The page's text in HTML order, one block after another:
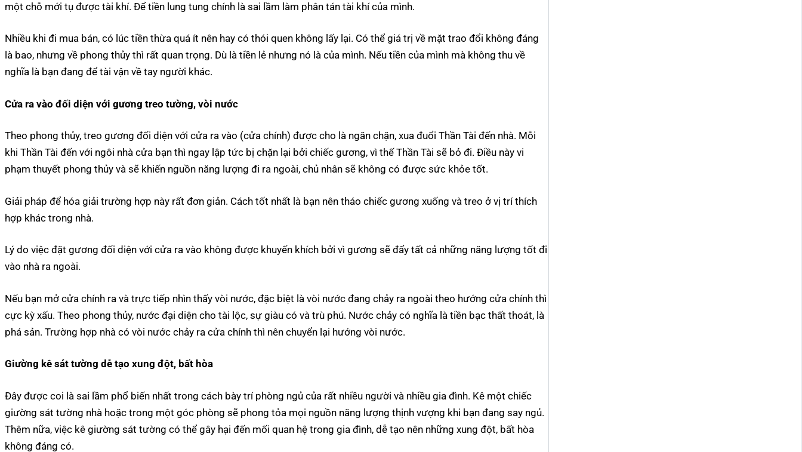
một chỗ mới tụ được tài khí. Để tiền lung tung chính là sai lầm làm phân tán tài khí của mình.
Nhiều khi đi mua bán, có lúc tiền thừa quá ít nên hay có thói quen không lấy lại. Có thể giá trị về mặt trao đổi không đáng
là bao, nhưng về phong thủy thì rất quan trọng. Dù là tiền lẻ nhưng nó là của mình. Nếu tiền của mình mà không thu về
nghĩa là bạn đang để tài vận về tay người khác.
Cửa ra vào đối diện với gương treo tường, vòi nước
Theo phong thủy, treo gương đối diện với cửa ra vào (cửa chính) được cho là ngăn chặn, xua đuổi Thần Tài đến nhà. Mỗi
khi Thần Tài đến với ngôi nhà cửa bạn thì ngay lập tức bị chặn lại bởi chiếc gương, vì thế Thần Tài sẽ bỏ đi. Điều này vi
phạm thuyết phong thủy và sẽ khiến nguồn năng lượng đi ra ngoài, chủ nhân sẽ không có được sức khỏe tốt.
Giải pháp để hóa giải trường hợp này rất đơn giản. Cách tốt nhất là bạn nên tháo chiếc gương xuống và treo ở vị trí thích
hợp khác trong nhà.
Lý do việc đặt gương đối diện với cửa ra vào không được khuyến khích bởi vì gương sẽ đẩy tất cả những năng lượng tốt đi
vào nhà ra ngoài.
Nếu bạn mở cửa chính ra và trực tiếp nhìn thấy vòi nước, đặc biệt là vòi nước đang chảy ra ngoài theo hướng cửa chính thì
cực kỳ xấu. Theo phong thủy, nước đại diện cho tài lộc, sự giàu có và trù phú. Nước chảy có nghĩa là tiền bạc thất thoát, là
phá sản. Trường hợp nhà có vòi nước chảy ra cửa chính thì nên chuyển lại hướng vòi nước.
Giường kê sát tường dễ tạo xung đột, bất hòa
Đây được coi là sai lầm phổ biến nhất trong cách bày trí phòng ngủ của rất nhiều người và nhiều gia đình. Kê một chiếc
giường sát tường nhà hoặc trong một góc phòng sẽ phong tỏa mọi nguồn năng lượng thịnh vượng khi bạn đang say ngủ.
Thêm nữa, việc kê giường sát tường có thể gây hại đến mối quan hệ trong gia đình, dễ tạo nên những xung đột, bất hòa
không đáng có.